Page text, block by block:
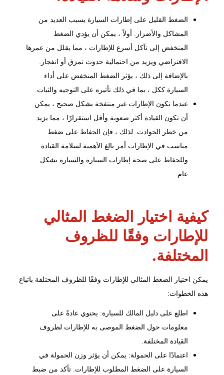
الضغط القليل على إطارات السيارة يسبب العديد من
المشاكل والأضرار. أولاً ، يمكن أن يؤدي الضغط
المنخفض إلى تآكل أسرع للإطارات ، مما يقلل من عمرها
الافتراضي ويزيد من احتمالية حدوث تمزق أو انفجار.
بالإضافة إلى ذلك ، يؤثر الضغط المنخفض على أداء
السيارة ككل ، بما في ذلك تأثيره على التوجيه والثبات.
عندما تكون الإطارات غير منتفخة بشكل صحيح ، يمكن
أن تكون القيادة أكثر صعوبة وأقل استقرارًا ، مما يزيد
من خطر الحوادث. لذلك ، فإن الحفاظ على ضغط
مناسب في الإطارات أمر بالغ الأهمية لسلامة القيادة
وللحفاظ على صحة إطارات السيارة والسيارة بشكل
عام.
كيفية اختيار الضغط المثالي
للإطارات وفقًا للظروف
المختلفة.
يمكن اختيار الضغط المثالي للإطارات وفقًا للظروف المختلفة باتباع
هذه الخطوات:
اطلع على دليل المالك للسيارة: يحتوي عادةً على
معلومات حول الضغط الموصى به للإطارات لظروف
القيادة المختلفة.
اعتمادًا على الحمولة: يمكن أن يؤثر وزن الحمولة في
السيارة على الضغط المطلوب للإطارات. تأكد من ضبط